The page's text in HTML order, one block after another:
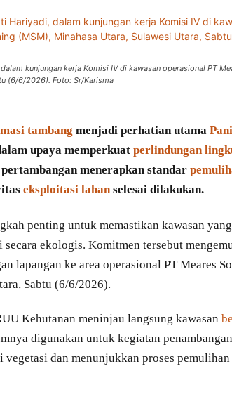
kunjungan kerja Komisi IV di kawasan operasional PT
(6/6/2026). Foto: Sr/Karisma
tambang menjadi perhatian utama
upaya memperkuat perlindungan
menerapkan standar
eksploitasi lahanselesai dilakukan.
penting untuk memastikan kawasan
ekologis. Komitmen tersebut
lapangan ke area operasional PT Meares
Sabtu (6/6/2026).
Kehutanan meninjau langsung kawasan
digunakan untuk kegiatan
dan menunjukkan proses